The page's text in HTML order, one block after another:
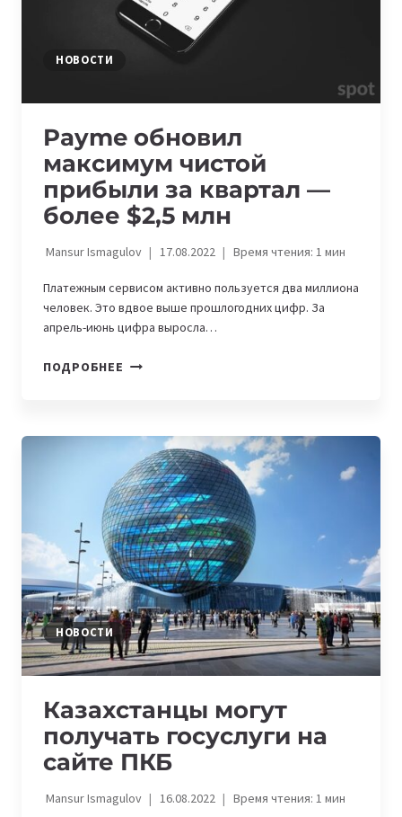
НОВОСТИ
Payme обновил
максимум чистой
прибыли за квартал —
более $2,5 млн
Mansur Ismagulov 17.08.2022 Время чтения: 1мин
Платежным сервисом активно пользуется два миллиона
человек. Это вдвое выше прошлогодних цифр. За
апрель-июнь цифра выросла…
ПОДРОБНЕЕ PAYME
ПРИБЫЛИ
ЗА
КВАРТАЛ
—
БОЛЕЕ
$2,5
МЛН
НОВОСТИ
Казахстанцы могут
получать госуслуги на
сайте ПКБ
Mansur Ismagulov 16.08.2022 Время чтения: 1мин